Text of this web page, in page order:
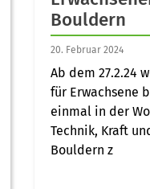
Bouldern
20. Februar 2024
Ab dem 27.2.24
für Erwachsene
einmal in der
Technik, Kraft
Bouldern z